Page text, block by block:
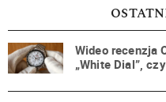
Wideo recenzja
„White Dial”,